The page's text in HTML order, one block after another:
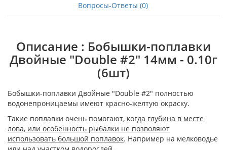
Вопросы-Ответы (0)
Описание : Бобышки-поплавки
Двойные "Double #2" 14мм - 0.10г
(6шт)
Бобышки-поплавки Двойные "Double #2" полностью
водонепроницаемы имеют красно-желтую окраску.
Такие поплавки очень помогают, когда глубина в месте
лова, или особенность рыбалки не позволяют
использовать большой поплавок. Например на мелководье